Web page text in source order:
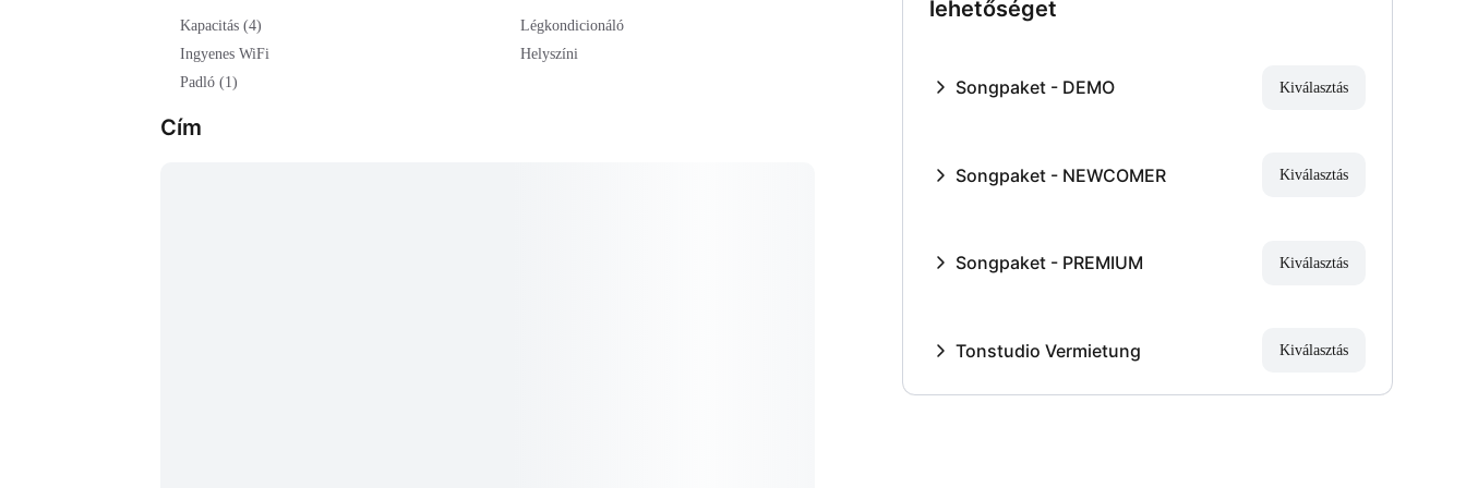
Kapacitás (4)
Légkondicionáló
Ingyenes WiFi
Helyszíni
Padló (1)
Cím
lehetőséget
Songpaket - DEMO Kiválasztás
Songpaket - NEWCOMER Kiválasztás
Songpaket - PREMIUM Kiválasztás
Tonstudio Vermietung Kiválasztás